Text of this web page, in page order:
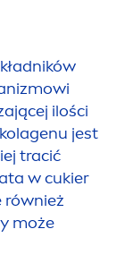
ilości
jest
tracić
w cukier
również
może